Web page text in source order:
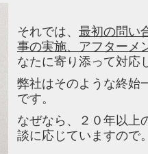
それでは、 最初の問い
事の実施、アフターメ
なたに寄り添って対応
弊社はそのような終始
です。
なぜなら、２０年以上
談に応じていますので。